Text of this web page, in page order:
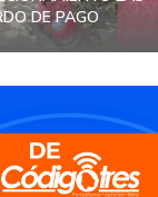
DE PAGO